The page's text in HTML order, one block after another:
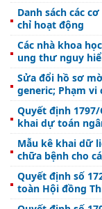
Danh sách các
chỉ hoạt động
Các nhà khoa
ung thư nguy
Sửa đổi hồ sơ
generic; Phạm vi
các cơ sở y tế
Quyết định
khai dự toán
Mẫu kê khai dữ
chữa bệnh cho
Quyết định số
toàn Hội đồng